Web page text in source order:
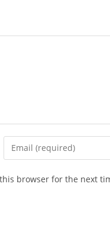
browser for the next